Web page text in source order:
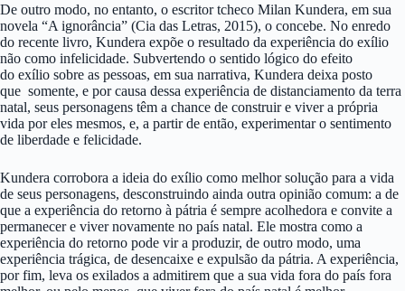
De outro modo, no entanto, o escritor tcheco Milan Kundera, em sua
novela “A ignorância” (Cia das Letras, 2015), o concebe. No enredo
do recente livro, Kundera expõe o resultado da experiência do exílio
não como infelicidade. Subvertendo o sentido lógico do efeito
do exílio sobre as pessoas, em sua narrativa, Kundera deixa posto
que somente, e por causa dessa experiência de distanciamento da terra
natal, seus personagens têm a chance de construir e viver a própria
vida por eles mesmos, e, a partir de então, experimentar o sentimento
de liberdade e felicidade.
Kundera corrobora a ideia do exílio como melhor solução para a vida
de seus personagens, desconstruindo ainda outra opinião comum: a de
que a experiência do retorno à pátria é sempre acolhedora e convite a
permanecer e viver novamente no país natal. Ele mostra como a
experiência do retorno pode vir a produzir, de outro modo, uma
experiência trágica, de desencaixe e expulsão da pátria. A experiência,
por fim, leva os exilados a admitirem que a sua vida fora do país fora